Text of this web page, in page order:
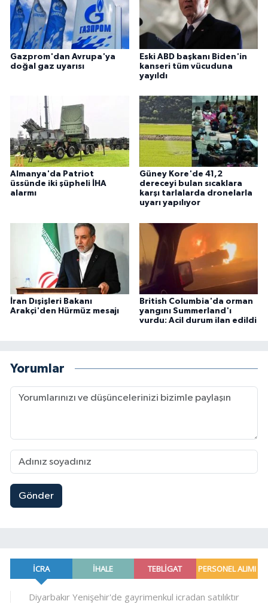
Gazprom'dan Avrupa'ya
doğal gaz uyarısı
Eski ABD başkanı Biden'in
kanseri tüm vücuduna
yayıldı
Almanya'da Patriot
üssünde iki şüpheli İHA
alarmı
Güney Kore'de 41,2
dereceyi bulan sıcaklara
karşı tarlalarda dronelarla
uyarı yapılıyor
İran Dışişleri Bakanı
Arakçi'den Hürmüz mesajı
British Columbia'da orman
yangını Summerland'ı
vurdu: Acil durum ilan edildi
Yorumlar
Gönder